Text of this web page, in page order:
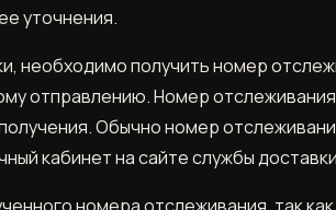
уточнения.
необходимо получить номер
отправлению. Номер
Обычно номер
кабинет на сайте службы